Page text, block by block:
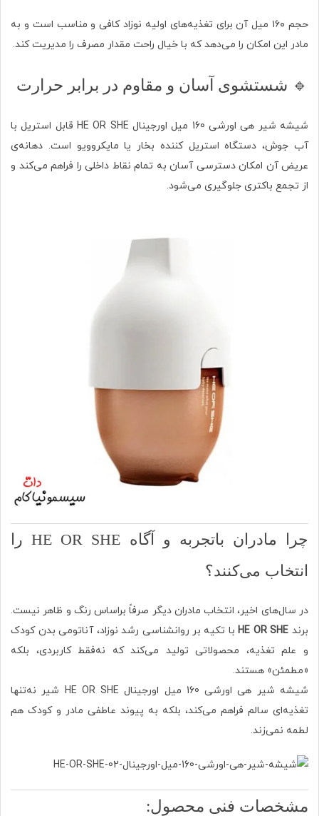
حجم ۱۶۰ میل آن برای تغذیه‌های اولیه نوزاد کافی و مناسب است و به
مادر این امکان را می‌دهد که با خیال راحت مقدار مصرف را مدیریت کند.
🔹 شستشوی آسان و مقاوم در برابر حرارت
شیشه شیر هی اورشی 160 میل اورجینال HE OR SHE قابل استریل با
آب جوش، دستگاه استریل کننده بخار یا مایکروویو است. دهانه‌ی
عریض آن امکان دسترسی آسان به تمام نقاط داخلی را فراهم می‌کند و
از تجمع باکتری جلوگیری می‌شود.
چرا مادران باتجربه و آگاه HE OR SHE را
انتخاب می‌کنند؟
در سال‌های اخیر، انتخاب مادران دیگر صرفاً براساس رنگ و ظاهر نیست.
برند HE OR SHEبا تکیه بر روانشناسی رشد نوزاد، آناتومی بدن کودک
و علم تغذیه، محصولاتی تولید می‌کند که نه‌فقط کاربردی، بلکه
«مطمئن» هستند.
شیشه شیر هی اورشی 160 میل اورجینال HE OR SHE شیر نه‌تنها
تغذیه‌ای سالم فراهم می‌کند، بلکه به پیوند عاطفی مادر و کودک هم
لطمه نمی‌زند.
مشخصات فنی محصول: